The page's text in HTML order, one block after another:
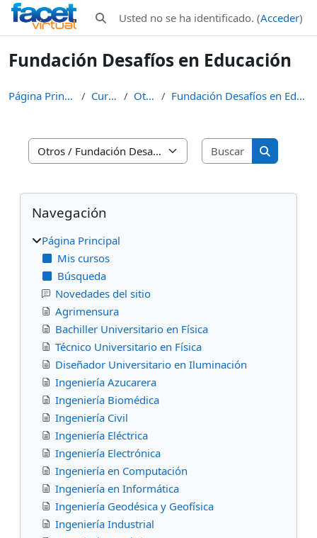
Salta al contenido principal
Selector de búsqueda de entrada
Usted no se ha identificado. (Acceder)
Fundación Desafíos en Educación
Página Principal Cursos Otros Fundación Desafíos en Educación
Categorías
Buscar
Buscar
Bloques
Salta Navegación
Navegación
Página Principal
Mis cursos
Búsqueda
Novedades del sitio
Agrimensura
Bachiller Universitario en Física
Técnico Universitario en Física
Diseñador Universitario en Iluminación
Ingeniería Azucarera
Ingeniería Biomédica
Ingeniería Civil
Ingeniería Eléctrica
Ingeniería Electrónica
Ingeniería en Computación
Ingeniería en Informática
Ingeniería Geodésica y Geofísica
Ingeniería Industrial